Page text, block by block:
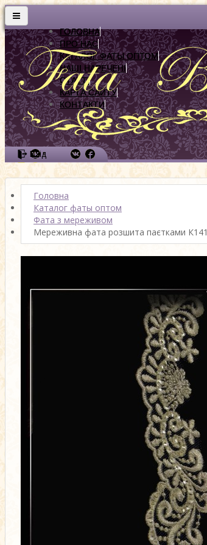
ГОЛОВНА
ПРО НАС
КАТАЛОГ ФАТЫ ОПТОМ
НАШІ НАРЕЧЕНІ
СТАТТІ
КАРТА САЙТУ
КОНТАКТИ
Вхід
Головна
Каталог фаты оптом
Фата з мереживом
Мереживна фата розшита паєтками К141